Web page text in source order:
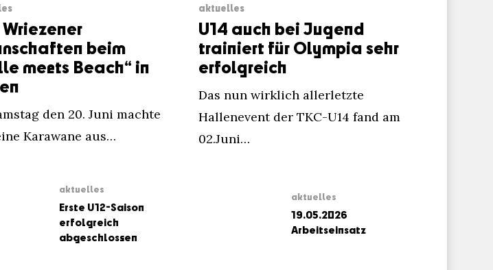
beim
meets Beach“ in
den 20. Juni machte
Karawane aus…
aktuelles
U14 auch bei Jugend
trainiert für Olympia sehr
erfolgreich
Das nun wirklich allerletzte
Hallenevent der TKC-U14 fand am
02.Juni…
aktuelles
Erste U12-Saison
erfolgreich
abgeschlossen
aktuelles
19.05.2026
Arbeitseinsatz